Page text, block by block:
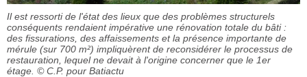
Il est ressorti de l'état des lieux que des problèmes structurels
conséquents rendaient impérative une rénovation totale du bâti :
des fissurations, des affaissements et la présence importante de
mérule (sur 700 m²) impliquèrent de reconsidérer le processus de
restauration, lequel ne devait à l'origine concerner que le 1er
étage. © C.P. pour Batiactu